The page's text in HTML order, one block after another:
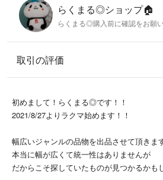
#ゆったり
#ドルマリン
らくまる◎ショップ🏠
らくまる◎購入前に確認をお願
取引の評価
初めまして！らくまる◎です！！
2021/8/27よりラクマ始めます！！
幅広いジャンルの品物を出品させて頂きます
本当に幅が広くて統一性はありませんが
だからこそ探していたものが見つかるかも